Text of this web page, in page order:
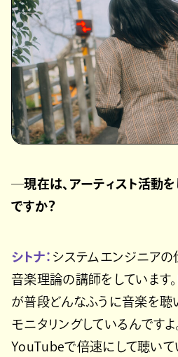
─現在は、アーティスト活動
ですか？
シトナ： システムエンジニアの
音楽理論の講師をしています
が普段どんなふうに音楽を聴
モニタリングしているんです
YouTubeで倍速にして聴いて